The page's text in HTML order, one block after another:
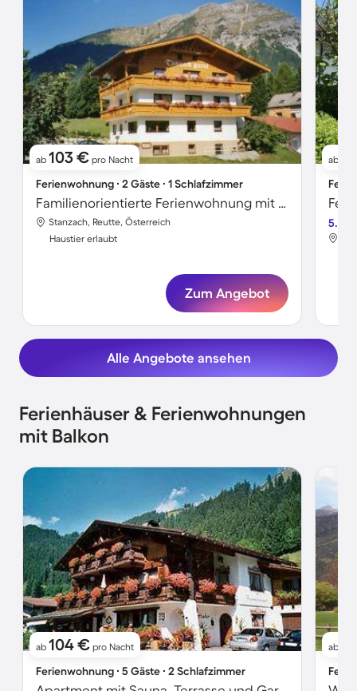
ab 103 € pro Nacht
Ferienwohnung ∙ 2 Gäste ∙ 1 Schlafzimmer
Familienorientierte Ferienwohnung mit Garten und Terrasse | Nah am Skifahren | Haustiere sind willkommen
Stanzach, Reutte, Österreich
Haustier erlaubt
Zum Angebot
ab
5.0
Alle Angebote ansehen
Ferienhäuser & Ferienwohnungen
mit Balkon
ab 104 € pro Nacht
Ferienwohnung ∙ 5 Gäste ∙ 2 Schlafzimmer
ab